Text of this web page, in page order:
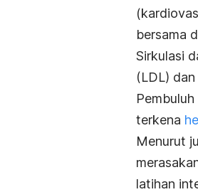
bersama
Sirkulasi
(LDL)
terkena
Menurut
latihan